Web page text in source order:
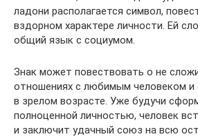
ладони располагается символ,
вздорном характере личности. Ей
общий язык с социумом.
Знак может повествовать о не
отношениях с любимым человеком
в зрелом возрасте. Уже будучи
полноценной личностью, человек
и заключит удачный союз на всю